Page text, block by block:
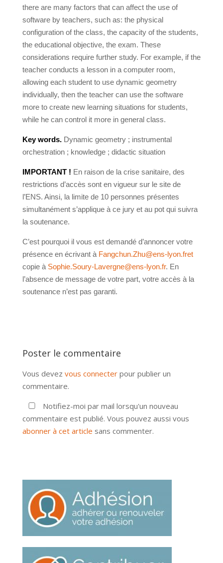
there are many factors that can affect the use of
software by teachers, such as: the physical
configuration of the class, the capacity of the students,
the educational objective, the exam. These
considerations require further study. For example, if the
teacher conducts a lesson in a computer room,
allowing each student to use dynamic geometry
individually, then the teacher can use the software
more to create new learning situations for students,
while he can control it more in general class.
Key words.Dynamic geometry ; instrumental
orchestration ; knowledge ; didactic situation
IMPORTANT ! En raison de la crise sanitaire, des
restrictions d’accès sont en vigueur sur le site de
l’ENS. Ainsi, la limite de 10 personnes présentes
simultanément s’applique à ce jury et au pot qui suivra
la soutenance.
C’est pourquoi il vous est demandé d’annoncer votre
présence en écrivant à Fangchun.Zhu@ens-lyon.fret
copie à Sophie.Soury-Lavergne@ens-lyon.fr. En
l’absence de message de votre part, votre accès à la
soutenance n’est pas garanti.
Poster le commentaire
Vous devez vous connecterpour publier un
commentaire.
Notifiez-moi par mail lorsqu'un nouveau
commentaire est publié. Vous pouvez aussi vous
abonner à cet article sans commenter.